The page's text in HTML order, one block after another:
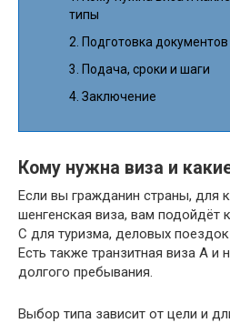
типы
Подготовка документов
Подача, сроки и шаги
Заключение
Кому нужна виза и
Если вы гражданин страны, для
шенгенская виза, вам подойдёт
C для туризма, деловых поездок
Есть также транзитная виза A и
долгого пребывания.
Выбор типа зависит от цели и